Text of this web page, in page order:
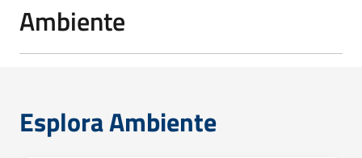
Ambiente
Esplora Ambiente